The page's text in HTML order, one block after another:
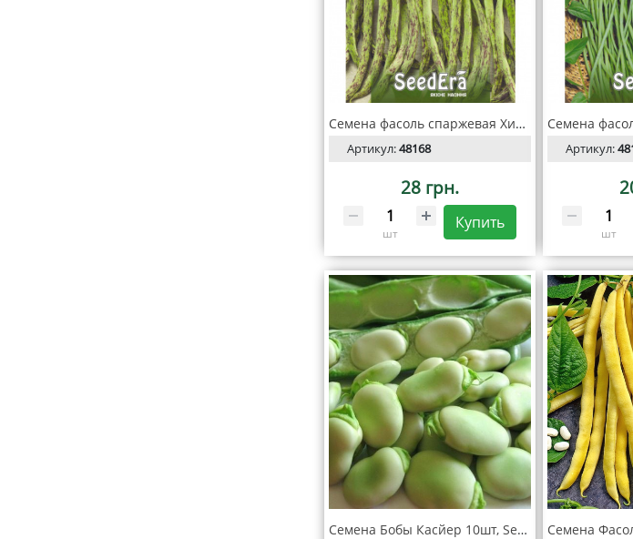
Семена фасоль спаржевая Хименез 20 г, Seedera
Артикул:48168
28 грн.
шт
Купить
Артикул:
шт
Семена Бобы Касйер 10шт, SeedEra